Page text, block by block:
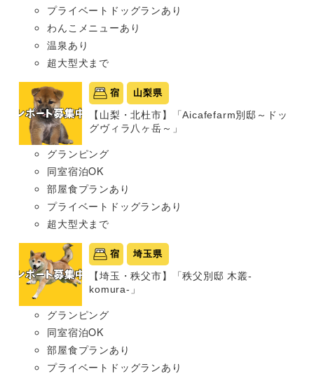
プライベートドッグランあり
わんこメニューあり
温泉あり
超大型犬まで
宿 山梨県
【山梨・北杜市】「Aicafefarm別邸～ドッ
グヴィラ八ヶ岳～」
グランピング
同室宿泊OK
部屋食プランあり
プライベートドッグランあり
超大型犬まで
宿 埼玉県
【埼玉・秩父市】「秩父別邸 木叢-
komura-」
グランピング
同室宿泊OK
部屋食プランあり
プライベートドッグランあり